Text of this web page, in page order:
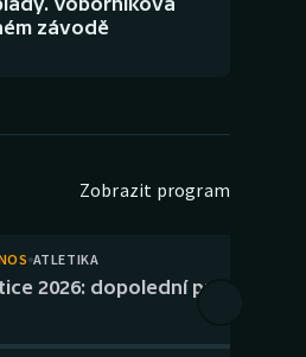
závodě
Zobrazit program
ATLETIKA
2026: dopolední program